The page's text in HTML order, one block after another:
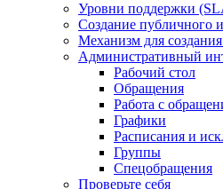
Уровни поддержки
Создание публичного
Механизм для
Административный
Рабочий стол
Обращения
Работа с
Графики
Расписания и
Группы
Спецобращения
Проверьте себя